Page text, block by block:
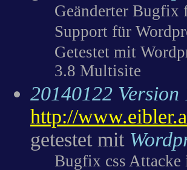
Geänderter Bugfix
Support für
Getestet mit
3.8 Multisite
20140122 Version
http://
getestet mit
Bugfix css Attacke